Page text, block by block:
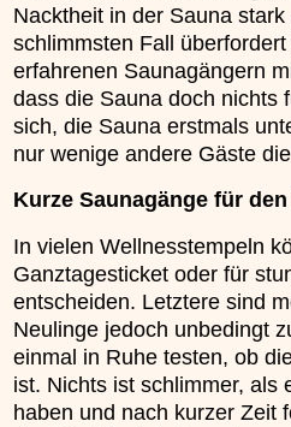
Nacktheit in der Sauna
schlimmsten Fall
erfahrenen Saunagängern
dass die Sauna doch nichts
sich, die Sauna erstmals
nur wenige andere Gäste
Kurze Saunagänge für
In vielen Wellnesstempeln
Ganztagesticket oder für
entscheiden. Letztere sind
Neulinge jedoch unbedingt
einmal in Ruhe testen, ob
ist. Nichts ist schlimmer, als
haben und nach kurzer Zeit